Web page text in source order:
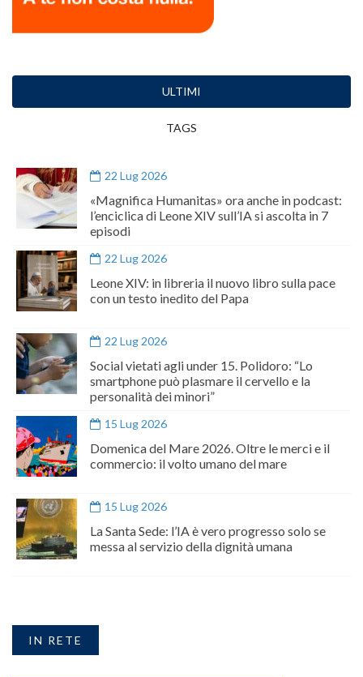
ULTIMI
TAGS
22 Lug 2026
«Magnifica Humanitas» ora anche in podcast:
l’enciclica di Leone XIV sull’IA si ascolta in 7
episodi
22 Lug 2026
Leone XIV: in libreria il nuovo libro sulla pace
con un testo inedito del Papa
22 Lug 2026
Social vietati agli under 15. Polidoro: “Lo
smartphone può plasmare il cervello e la
personalità dei minori”
15 Lug 2026
Domenica del Mare 2026. Oltre le merci e il
commercio: il volto umano del mare
15 Lug 2026
La Santa Sede: l’IA è vero progresso solo se
messa al servizio della dignità umana
IN RETE